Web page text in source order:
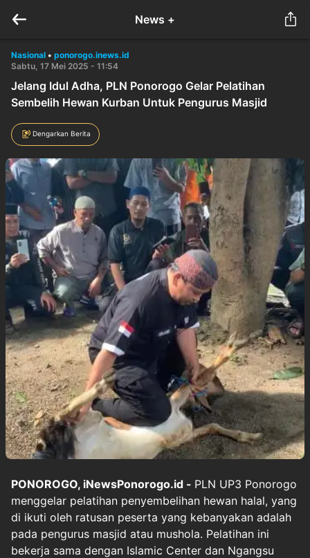
News +
Nasional • ponorogo.inews.id
Sabtu, 17 Mei 2025 - 11:54
Jelang Idul Adha, PLN Ponorogo Gelar Pelatihan
Sembelih Hewan Kurban Untuk Pengurus Masjid
Dengarkan Berita
PONOROGO, iNewsPonorogo.id - PLN UP3 Ponorogo
menggelar pelatihan penyembelihan hewan halal, yang
di ikuti oleh ratusan peserta yang kebanyakan adalah
pada pengurus masjid atau mushola. Pelatihan ini
bekerja sama dengan Islamic Center dan Ngangsu